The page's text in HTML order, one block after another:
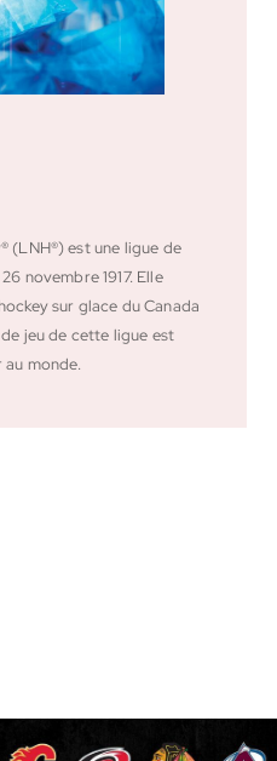
(LNH®) est une ligue de
novembre 1917. Elle
sur glace du Canada
jeu de cette ligue est
au monde.